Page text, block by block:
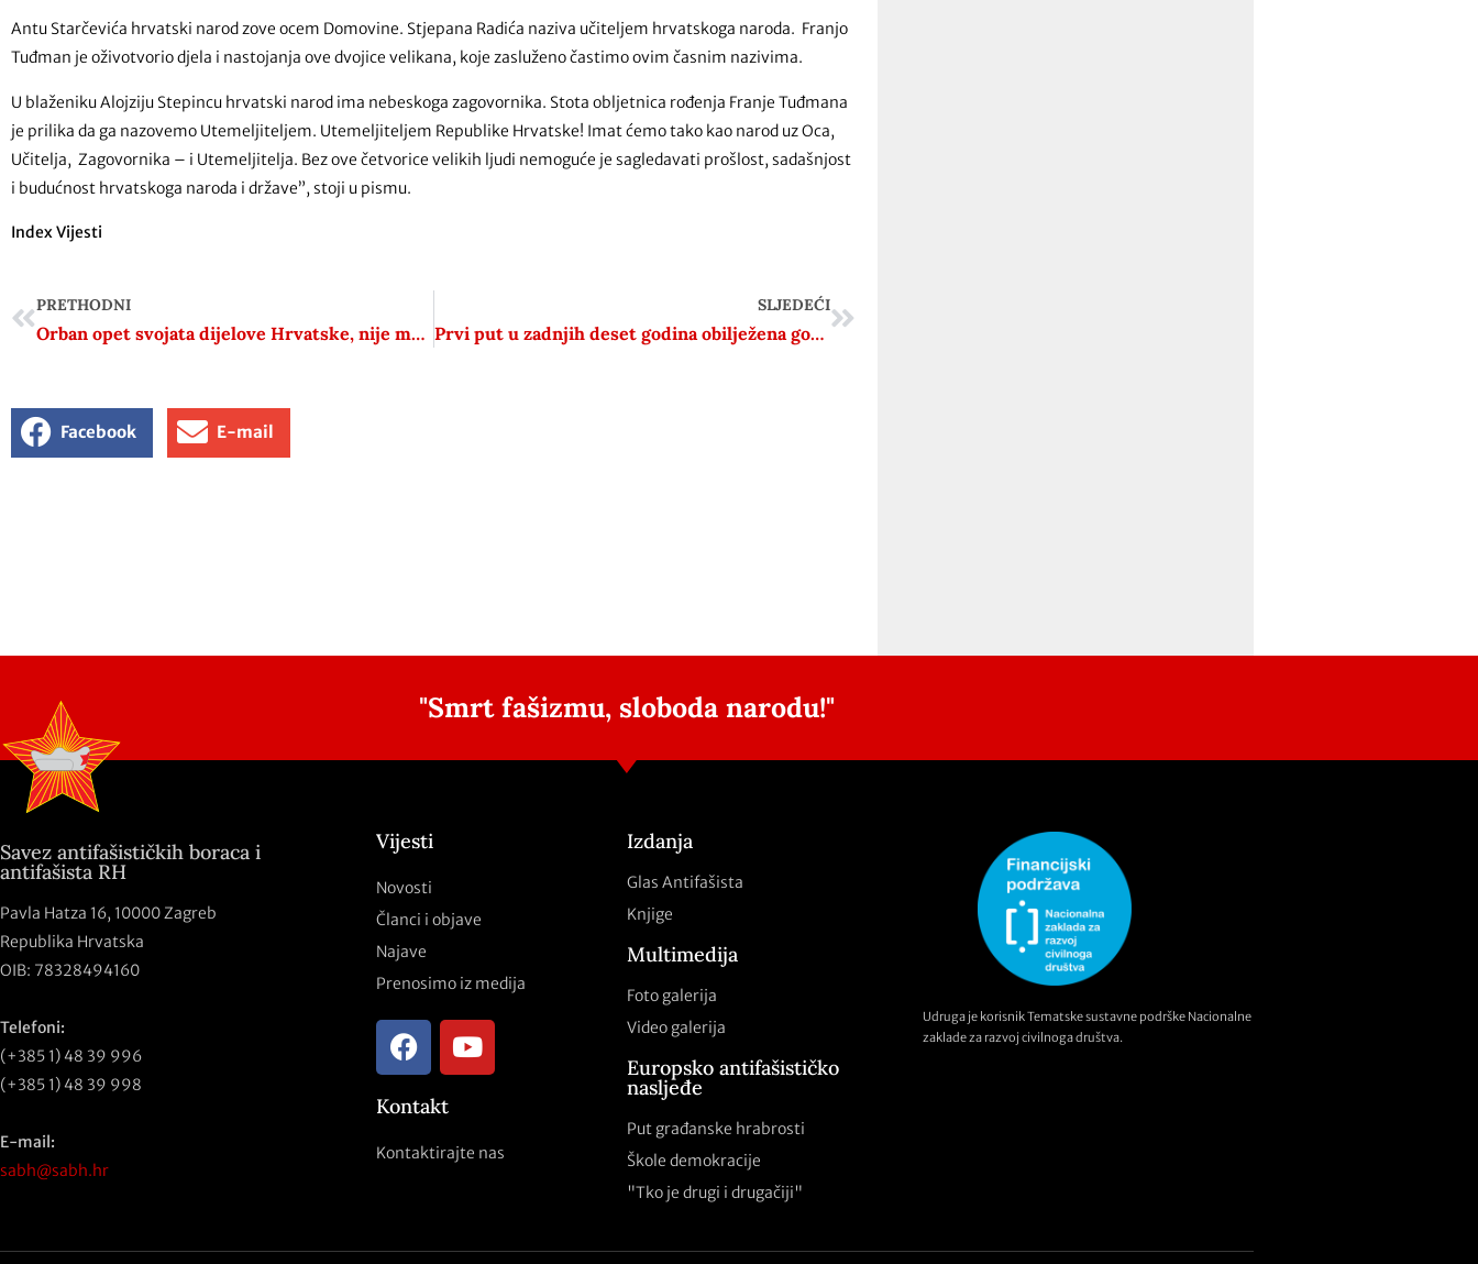
Antu Starčevića hrvatski narod zove ocem Domovine. Stjepana Radića naziva učiteljem hrvatskoga naroda. Franjo
Tuđman je oživotvorio djela i nastojanja ove dvojice velikana, koje zasluženo častimo ovim časnim nazivima.
U blaženiku Alojziju Stepincu hrvatski narod ima nebeskoga zagovornika. Stota obljetnica rođenja Franje Tuđmana
je prilika da ga nazovemo Utemeljiteljem. Utemeljiteljem Republike Hrvatske! Imat ćemo tako kao narod uz Oca,
Učitelja, Zagovornika – i Utemeljitelja. Bez ove četvorice velikih ljudi nemoguće je sagledavati prošlost, sadašnjost
i budućnost hrvatskoga naroda i države”, stoji u pismu.
Index Vijesti
PRETHODNI
Orban opet svojata dijelove Hrvatske, nije mu prvi put. Plenković samo šuti
SLJEDEĆI
Prvi put u zadnjih deset godina obilježena godišnjica oslobođenja Ozlja
Facebook E-mail
"Smrt fašizmu, sloboda narodu!"
Savez antifašističkih boraca i
antifašista RH
Pavla Hatza 16, 10000 Zagreb
Republika Hrvatska
OIB: 78328494160
Telefoni:
(+385 1) 48 39 996
(+385 1) 48 39 998
E-mail:
sabh@sabh.hr
Vijesti
Novosti
Članci i objave
Najave
Prenosimo iz medija
Kontakt
Kontaktirajte nas
Izdanja
Glas Antifašista
Knjige
Multimedija
Foto galerija
Video galerija
Europsko antifašističko
nasljeđe
Put građanske hrabrosti
Škole demokracije
"Tko je drugi i drugačiji"
Udruga je korisnik Tematske sustavne podrške Nacionalne
zaklade za razvoj civilnoga društva.